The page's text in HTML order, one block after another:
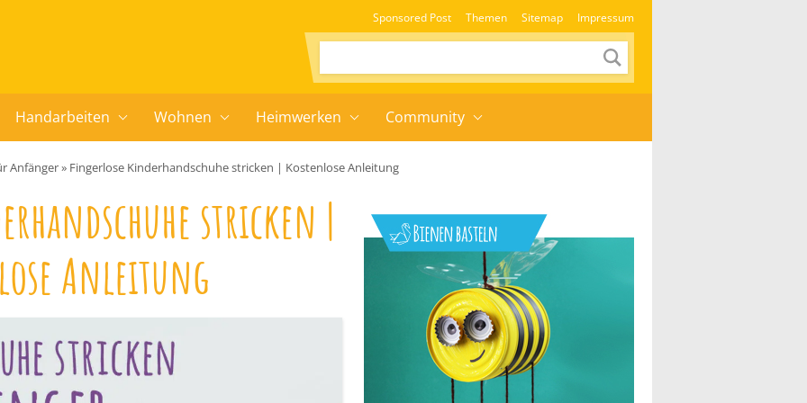
Sponsored Post Themen Sitemap Impressum
Handarbeiten Wohnen Heimwerken Community
Anfänger» Fingerlose Kinderhandschuhe stricken | Kostenlose Anleitung
stricken |
Anleitung